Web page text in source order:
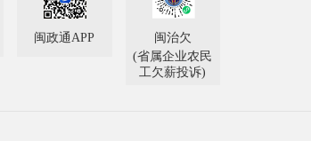
闽政通APP
闽治欠
(省属企业农民
工欠薪投诉)